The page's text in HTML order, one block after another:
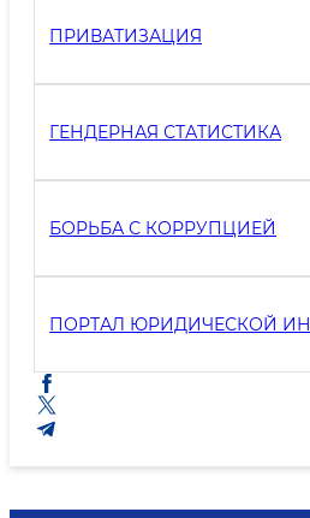
ПРИВАТИЗАЦИЯ
ГЕНДЕРНАЯ СТАТИСТИКА
БОРЬБА С КОРРУПЦИЕЙ
ПОРТАЛ ЮРИДИЧЕСКОЙ